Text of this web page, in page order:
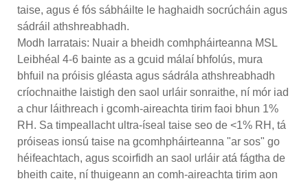
taise, agus é fós sábháilte le haghaidh socrúcháin agus
sádráil athshreabhadh.
Modh Iarratais: Nuair a bheidh comhpháirteanna MSL
Leibhéal 4-6 bainte as a gcuid málaí bhfolús, mura
bhfuil na próisis gléasta agus sádrála athshreabhadh
críochnaithe laistigh den saol urláir sonraithe, ní mór iad
a chur láithreach i gcomh-aireachta tirim faoi bhun 1%
RH. Sa timpeallacht ultra-íseal taise seo de <1% RH, tá
próiseas ionsú taise na gcomhpháirteanna "ar sos" go
héifeachtach, agus scoirfidh an saol urláir atá fágtha de
bheith caite, ní thuigeann an comh-aireachta tirim aon